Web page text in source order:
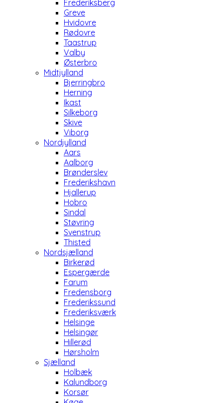
Frederiksberg
Greve
Hvidovre
Rødovre
Taastrup
Valby
Østerbro
Midtjylland
Bjerringbro
Herning
Ikast
Silkeborg
Skive
Viborg
Nordjylland
Aars
Aalborg
Brønderslev
Frederikshavn
Hjallerup
Hobro
Sindal
Støvring
Svenstrup
Thisted
Nordsjælland
Birkerød
Espergærde
Farum
Fredensborg
Frederikssund
Frederiksværk
Helsinge
Helsingør
Hillerød
Hørsholm
Sjælland
Holbæk
Kalundborg
Korsør